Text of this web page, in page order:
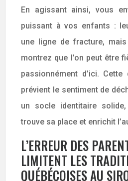
En agissant ainsi, vous
puissant à vos enfants :
une ligne de fracture,
montrez que l’on peut être
passionnément d’ici. Cette
prévient le sentiment de
un socle identitaire
trouve sa place et enrichit
L’ERREUR DES
LIMITENT LES
QUÉBÉCOISES AU